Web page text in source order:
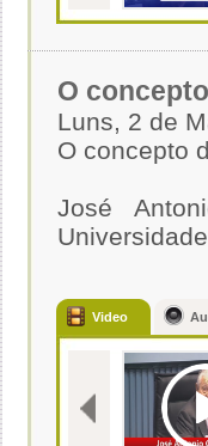
O
Luns, 2 de
O concepto
José
Video